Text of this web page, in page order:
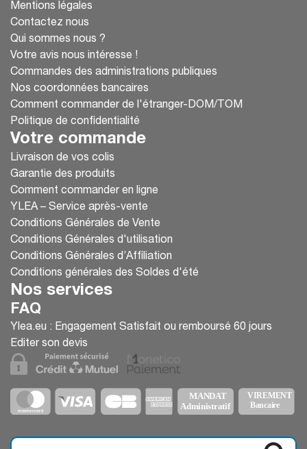
Mentions légales
Contactez nous
Qui sommes nous ?
Votre avis nous intéresse !
Commandes des administrations publiques
Nos coordonnées bancaires
Comment commander de l'étranger-DOM/TOM
Politique de confidentialité
Votre commande
Livraison de vos colis
Garantie des produits
Comment commander en ligne
YLEA – Service après-vente
Conditions Générales de Vente
Conditions Générales d'utilisation
Conditions Générales d’Affiliation
Conditions générales des Soldes d'été
Nos services
FAQ
Ylea.eu : Engagement Satisfait ou remboursé 60 jours
Editer son devis